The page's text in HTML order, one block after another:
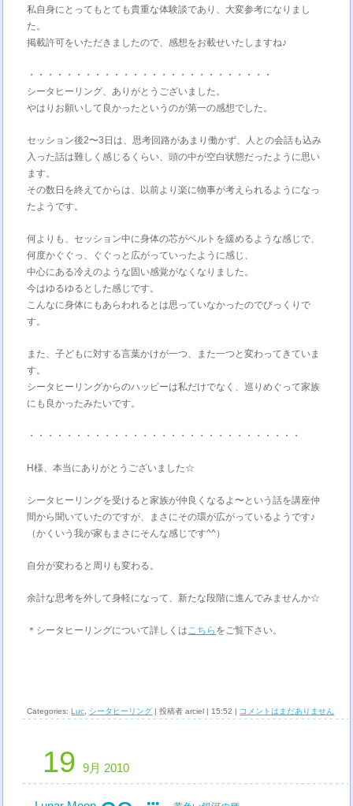
私自身にとってもとても貴重な体験談であり、大変参考になりまし
た。
掲載許可をいただきましたので、感想をお載せいたしますね♪
・・・・・・・・・・・・・・・・・・・・・・・・・・
シータヒーリング、ありがとうございました。
やはりお願いして良かったというのが第一の感想でした。
セッション後2〜3日は、思考回路があまり働かず、人との会話も込み
入った話は難しく感じるくらい、頭の中が空白状態だったように思い
ます。
その数日を終えてからは、以前より楽に物事が考えられるようになっ
たようです。
何よりも、セッション中に身体の芯がベルトを緩めるような感じで、
何度かぐぐっ、ぐぐっと広がっていったように感じ、
中心にある冷えのような固い感覚がなくなりました。
今はゆるゆるとした感じです。
こんなに身体にもあらわれるとは思っていなかったのでびっくりで
す。
また、子どもに対する言葉かけが一つ、また一つと変わってきていま
す。
シータヒーリングからのハッピーは私だけでなく、巡りめぐって家族
にも良かったみたいです。
・・・・・・・・・・・・・・・・・・・・・・・・・・・・・
H様、本当にありがとうございました☆
シータヒーリングを受けると家族が仲良くなるよ〜という話を講座仲
間から聞いていたのですが、まさにその環が広がっているようです♪
（かくいう我が家もまさにそんな感じです^^）
自分が変わると周りも変わる。
余計な思考を外して身軽になって、新たな段階に進んでみませんか☆
＊シータヒーリングについて詳しくはこちら をご覧下さい。
Categories:Luc シータヒーリング | 投稿者 arciel | 15:52 | コメントはまだありません
19 9月 2010